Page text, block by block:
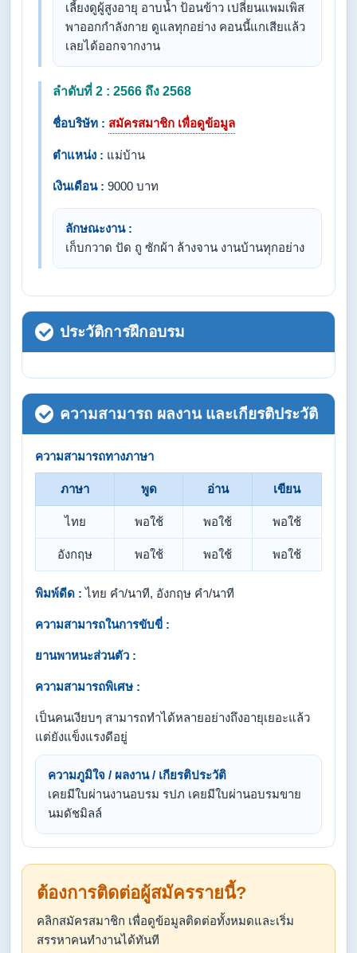
เลี้ยงดูผู้สูงอายุ อาบน้ำ ป้อนข้าว เปลี่ยนแพมเพิส
พาออกกำลังกาย ดูแลทุกอย่าง คอนนี้แกเสียแล้ว
เลยได้ออกจากงาน
ลำดับที่ 2 : 2566 ถึง 2568
ชื่อบริษัท : สมัครสมาชิก เพื่อดูข้อมูล
ตำแหน่ง : แม่บ้าน
เงินเดือน : 9000 บาท
ลักษณะงาน :
เก็บกวาด ปัด ถู ซักผ้า ล้างจาน งานบ้านทุกอย่าง
ประวัติการฝึกอบรม
ความสามารถ ผลงาน และเกียรติประวัติ
ความสามารถทางภาษา
ภาษา พูด อ่าน เขียน
ไทย พอใช้ พอใช้ พอใช้
อังกฤษ พอใช้ พอใช้ พอใช้
พิมพ์ดีด : ไทย คำ/นาที, อังกฤษ คำ/นาที
ความสามารถในการขับขี่ :
ยานพาหนะส่วนตัว :
ความสามารถพิเศษ :
เป็นคนเงียบๆ สามารถทำได้หลายอย่างถึงอายุเยอะแล้ว
แต่ยังแข็งแรงดีอยู่
ความภูมิใจ / ผลงาน / เกียรติประวัติ
เคยมีใบผ่านงานอบรม รปภ เคยมีใบผ่านอบรมขาย
นมดัชมิลล์
ต้องการติดต่อผู้สมัครรายนี้?
คลิกสมัครสมาชิก เพื่อดูข้อมูลติดต่อทั้งหมดและเริ่ม
สรรหาคนทำงานได้ทันที